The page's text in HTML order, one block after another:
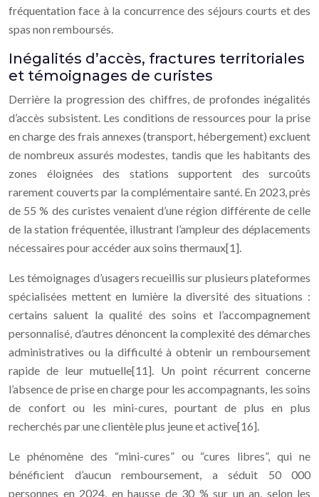
fréquentation face à la concurrence des séjours courts et des
spas non remboursés.
Inégalités d’accès, fractures territoriales
et témoignages de curistes
Derrière la progression des chiffres, de profondes inégalités
d’accès subsistent. Les conditions de ressources pour la prise
en charge des frais annexes (transport, hébergement) excluent
de nombreux assurés modestes, tandis que les habitants des
zones éloignées des stations supportent des surcoûts
rarement couverts par la complémentaire santé. En 2023, près
de 55 % des curistes venaient d’une région différente de celle
de la station fréquentée, illustrant l’ampleur des déplacements
nécessaires pour accéder aux soins thermaux[1].
Les témoignages d’usagers recueillis sur plusieurs plateformes
spécialisées mettent en lumière la diversité des situations :
certains saluent la qualité des soins et l’accompagnement
personnalisé, d’autres dénoncent la complexité des démarches
administratives ou la difficulté à obtenir un remboursement
rapide de leur mutuelle[11]. Un point récurrent concerne
l’absence de prise en charge pour les accompagnants, les soins
de confort ou les mini-cures, pourtant de plus en plus
recherchés par une clientèle plus jeune et active[16].
Le phénomène des “mini-cures” ou “cures libres”, qui ne
bénéficient d’aucun remboursement, a séduit 50 000
personnes en 2024, en hausse de 30 % sur un an, selon les